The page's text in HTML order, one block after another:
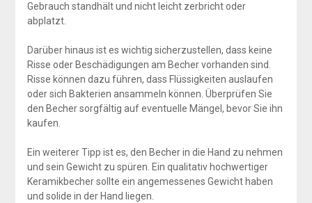
Gebrauch standhält und nicht leicht zerbricht oder
abplatzt.
Darüber hinaus ist es wichtig sicherzustellen, dass keine
Risse oder Beschädigungen am Becher vorhanden sind.
Risse können dazu führen, dass Flüssigkeiten auslaufen
oder sich Bakterien ansammeln können. Überprüfen Sie
den Becher sorgfältig auf eventuelle Mängel, bevor Sie ihn
kaufen.
Ein weiterer Tipp ist es, den Becher in die Hand zu nehmen
und sein Gewicht zu spüren. Ein qualitativ hochwertiger
Keramikbecher sollte ein angemessenes Gewicht haben
und solide in der Hand liegen.